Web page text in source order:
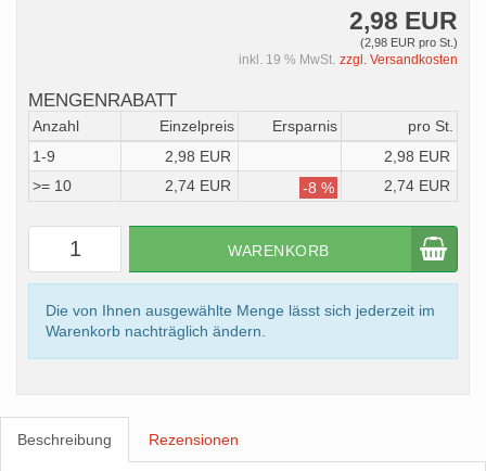
2,98 EUR
(2,98 EUR pro St.)
inkl. 19 % MwSt. zzgl. Versandkosten
MENGENRABATT
Anzahl Einzelpreis Ersparnis
pro St.
1-9
2,98 EUR
2,98 EUR
>= 10
2,74 EUR -8 % 2,74 EUR
WARENKORB
Die von Ihnen ausgewählte Menge lässt sich jederzeit im
Warenkorb nachträglich ändern.
Beschreibung Rezensionen